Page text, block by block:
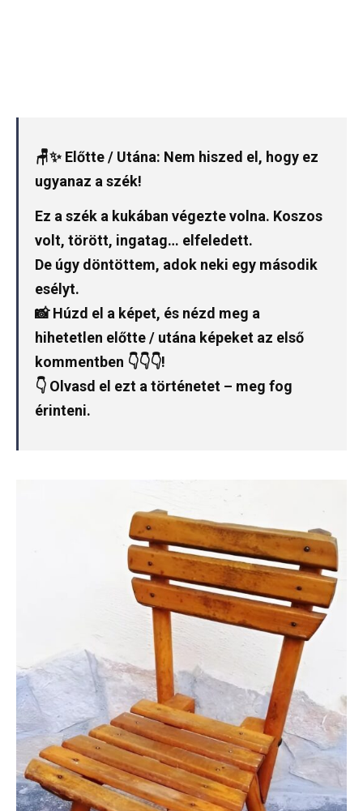
🪑✨ Előtte / Utána: Nem hiszed el, hogy ez
ugyanaz a szék!
Ez a szék a kukában végezte volna. Koszos
volt, törött, ingatag… elfeledett.
De úgy döntöttem, adok neki egy második
esélyt.
📸 Húzd el a képet, és nézd meg a
hihetetlen előtte / utána képeket az első
kommentben 👇👇👇!
👇 Olvasd el ezt a történetet – meg fog
érinteni.